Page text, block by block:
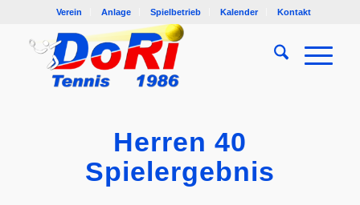
Verein Anlage Spielbetrieb Kalender Kontakt
Herren 40
Spielergebnis